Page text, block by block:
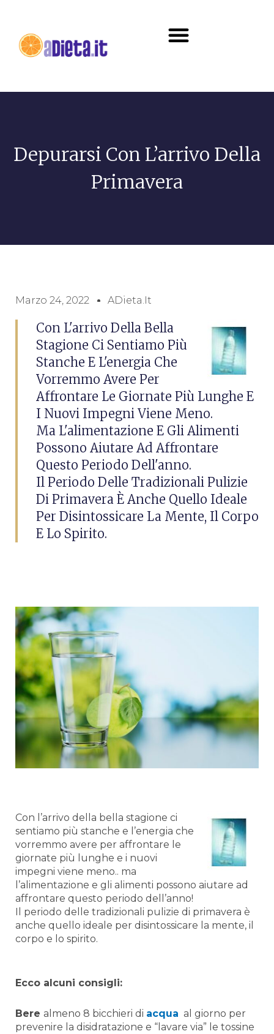
Depurarsi Con L’arrivo Della
Primavera
Marzo 24, 2022 ADieta.it
Con L'arrivo Della Bella
Stagione Ci Sentiamo Più
Stanche E L'energia Che
Vorremmo Avere Per
Affrontare Le Giornate Più Lunghe E
I Nuovi Impegni Viene Meno.
Ma L'alimentazione E Gli Alimenti
Possono Aiutare Ad Affrontare
Questo Periodo Dell'anno.
Il Periodo Delle Tradizionali Pulizie
Di Primavera È Anche Quello Ideale
Per Disintossicare La Mente, Il Corpo
E Lo Spirito.
Con l’arrivo della bella stagione ci
sentiamo più stanche e l’energia che
vorremmo avere per affrontare le
giornate più lunghe e i nuovi
impegni viene meno.. ma
l’alimentazione e gli alimenti possono aiutare ad
affrontare questo periodo dell’anno!
Il periodo delle tradizionali pulizie di primavera è
anche quello ideale per disintossicare la mente, il
corpo e lo spirito.
Ecco alcuni consigli:
Bere almeno 8 bicchieri di acqua al giorno per
prevenire la disidratazione e “lavare via” le tossine